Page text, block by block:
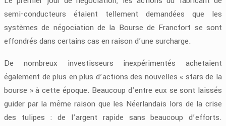
semi-conducteurs étaient tellement demandées que les
systèmes de négociation de la Bourse de Francfort se sont
effondrés dans certains cas en raison d’une surcharge.
De nombreux investisseurs inexpérimentés achetaient
également de plus en plus d’actions des nouvelles « stars de la
bourse » à cette époque. Beaucoup d’entre eux se sont laissés
guider par la même raison que les Néerlandais lors de la crise
des tulipes : de l’argent rapide sans beaucoup d’efforts.